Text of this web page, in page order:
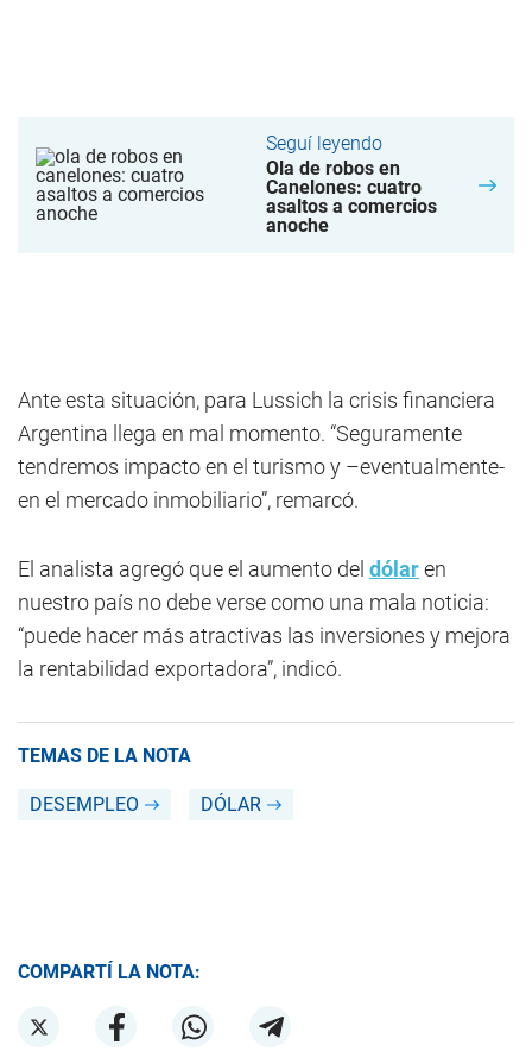
Seguí leyendo
Ola de robos en
Canelones: cuatro
asaltos a comercios
anoche
Ante esta situación, para Lussich la crisis financiera
Argentina llega en mal momento. “Seguramente
tendremos impacto en el turismo y –eventualmente-
en el mercado inmobiliario”, remarcó.
El analista agregó que el aumento del dólaren
nuestro país no debe verse como una mala noticia:
“puede hacer más atractivas las inversiones y mejora
la rentabilidad exportadora”, indicó.
TEMAS DE LA NOTA
DESEMPLEO DÓLAR
COMPARTÍ LA NOTA: